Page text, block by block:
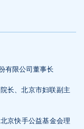
有限公司董事长
长、北京市妇联副主
京快手公益基金会理